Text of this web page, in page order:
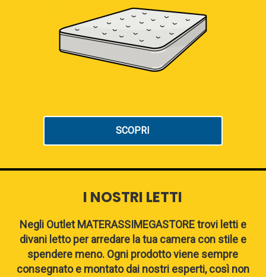
SCOPRI
I NOSTRI LETTI
Negli Outlet MATERASSIMEGASTORE trovi letti e
divani letto per arredare la tua camera con stile e
spendere meno. Ogni prodotto viene sempre
consegnato e montato dai nostri esperti, così non